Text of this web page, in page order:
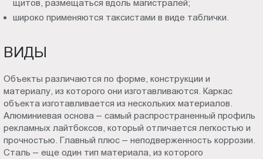
щитов, размещаться вдоль магистралей;
широко применяются таксистами в виде таблички.
ВИДЫ
Объекты различаются по форме, конструкции и
материалу, из которого они изготавливаются. Каркас
объекта изготавливается из нескольких материалов.
Алюминиевая основа – самый распространенный профиль
рекламных лайтбоксов, который отличается легкостью и
прочностью. Главный плюс – неподверженность коррозии.
Сталь – еще один тип материала, из которого